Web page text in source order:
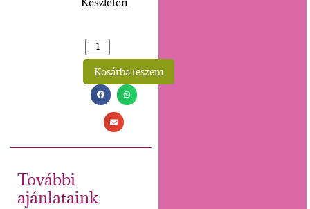
Kosárba teszem
Alternative:
További
ajánlataink